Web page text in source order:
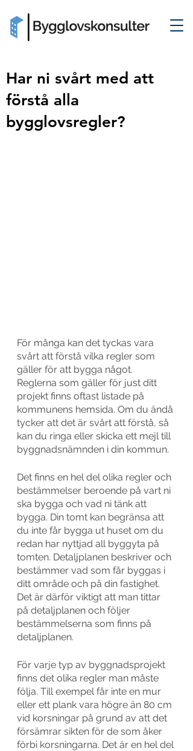
Har ni svårt med att
förstå alla
bygglovsregler?
För många kan det tyckas vara
svårt att förstå vilka regler som
gäller för att bygga något.
Reglerna som gäller för just ditt
projekt finns oftast listade på
kommunens hemsida. Om du ändå
tycker att det är svårt att förstå, så
kan du ringa eller skicka ett mejl till
byggnadsnämnden i din kommun.
Det finns en hel del olika regler och
bestämmelser beroende på vart ni
ska bygga och vad ni tänk att
bygga. Din tomt kan begränsa att
du inte får bygga ut huset om du
redan har nyttjad all byggyta på
tomten. Detaljplanen beskriver och
bestämmer vad som får byggas i
ditt område och på din fastighet.
Det är därför viktigt att man tittar
på detaljplanen och följer
bestämmelserna som finns på
detaljplanen.
För varje typ av byggnadsprojekt
finns det olika regler man måste
följa. Till exempel får inte en mur
eller ett plank vara högre än 80 cm
vid korsningar på grund av att det
försämrar sikten för de som åker
förbi korsningarna. Det är en hel del